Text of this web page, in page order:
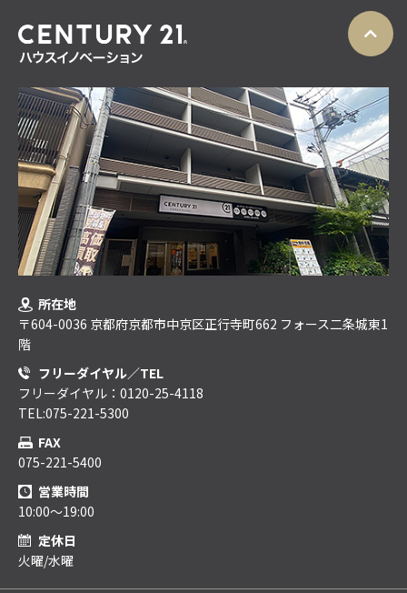
所在地
〒604-0036 京都府京都市中京区正行寺町662 フォース二条城東1
階
フリーダイヤル／TEL
フリーダイヤル：0120-25-4118
TEL:075-221-5300
FAX
075-221-5400
営業時間
10:00～19:00
定休日
火曜/水曜